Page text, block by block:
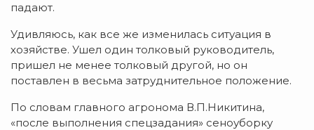
падают.
Удивляюсь, как все же изменилась ситуация в
хозяйстве. Ушел один толковый руководитель,
пришел не менее толковый другой, но он
поставлен в весьма затруднительное положение.
По словам главного агронома В.П.Никитина,
«после выполнения спецзадания» сеноуборку